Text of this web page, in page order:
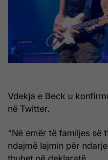
Vdekja e Beck u
në Twitter.
“Në emër të familjes së
ndajmë lajmin për